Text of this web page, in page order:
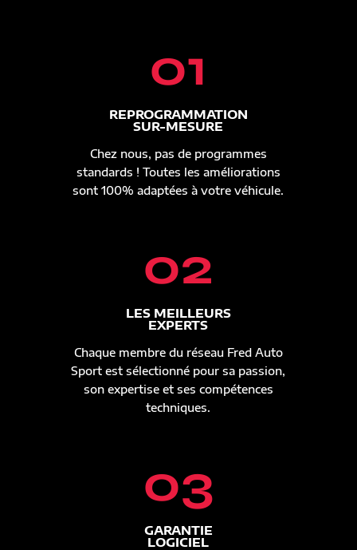
01
REPROGRAMMATION
SUR-MESURE
Chez nous, pas de programmes
standards ! Toutes les améliorations
sont 100% adaptées à votre véhicule.
02
LES MEILLEURS
EXPERTS
Chaque membre du réseau Fred Auto
Sport est sélectionné pour sa passion,
son expertise et ses compétences
techniques.
03
GARANTIE
LOGICIEL